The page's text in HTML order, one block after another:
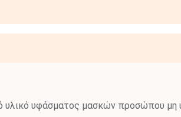
υλικό υφάσματος μασκών προσώπου μη